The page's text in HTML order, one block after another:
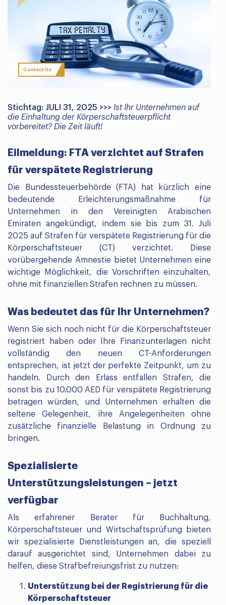
Contact Us
Stichtag: JULI 31, 2025 >>> Ist Ihr Unternehmen auf
die Einhaltung der Körperschaftsteuerpflicht
vorbereitet? Die Zeit läuft!
Eilmeldung: FTA verzichtet auf Strafen
für verspätete Registrierung
Die Bundessteuerbehörde (FTA) hat kürzlich eine
bedeutende Erleichterungsmaßnahme für
Unternehmen in den Vereinigten Arabischen
Emiraten angekündigt, indem sie bis zum 31. Juli
2025 auf Strafen für verspätete Registrierung für die
Körperschaftsteuer (CT) verzichtet. Diese
vorübergehende Amnestie bietet Unternehmen eine
wichtige Möglichkeit, die Vorschriften einzuhalten,
ohne mit finanziellen Strafen rechnen zu müssen.
Was bedeutet das für Ihr Unternehmen?
Wenn Sie sich noch nicht für die Körperschaftsteuer
registriert haben oder Ihre Finanzunterlagen nicht
vollständig den neuen CT-Anforderungen
entsprechen, ist jetzt der perfekte Zeitpunkt, um zu
handeln. Durch den Erlass entfallen Strafen, die
sonst bis zu 10.000 AED für verspätete Registrierung
betragen würden, und Unternehmen erhalten die
seltene Gelegenheit, ihre Angelegenheiten ohne
zusätzliche finanzielle Belastung in Ordnung zu
bringen.
Spezialisierte
Unterstützungsleistungen – jetzt
verfügbar
Als erfahrener Berater für Buchhaltung,
Körperschaftsteuer und Wirtschaftsprüfung bieten
wir spezialisierte Dienstleistungen an, die speziell
darauf ausgerichtet sind, Unternehmen dabei zu
helfen, diese Strafbefreiungsfrist zu nutzen:
Unterstützung bei der Registrierung für die
Körperschaftsteuer